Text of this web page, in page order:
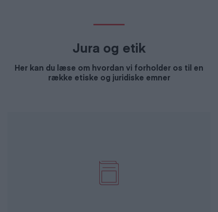
Jura og etik
Her kan du læse om hvordan vi forholder os til en
række etiske og juridiske emner